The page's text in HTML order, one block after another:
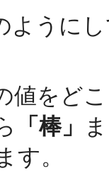
ように
値をど
「棒」
す。